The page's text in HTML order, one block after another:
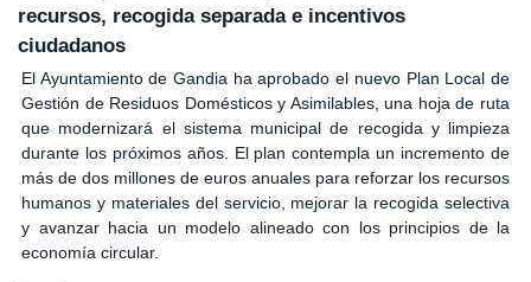
recursos, recogida separada e incentivos
ciudadanos
El Ayuntamiento de Gandia ha aprobado el nuevo Plan Local de
Gestión de Residuos Domésticos y Asimilables, una hoja de ruta
que modernizará el sistema municipal de recogida y limpieza
durante los próximos años. El plan contempla un incremento de
más de dos millones de euros anuales para reforzar los recursos
humanos y materiales del servicio, mejorar la recogida selectiva
y avanzar hacia un modelo alineado con los principios de la
economía circular.